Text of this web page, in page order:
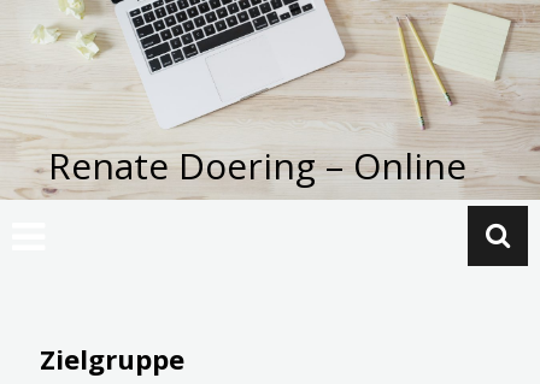
Inhalt
springen
Renate Doering – Online
Zielgruppe